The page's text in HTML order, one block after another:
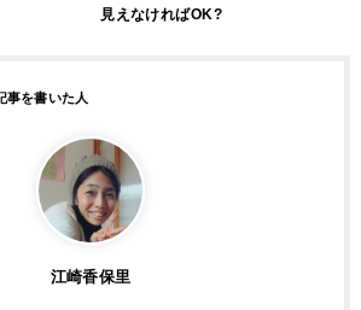
見えなければOK?
江崎香保里